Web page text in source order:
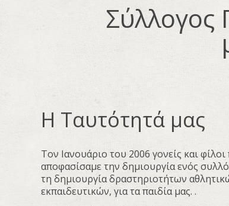
Η Ταυτότητά μας
Τον Ιανουάριο του 2006 γονείς και
αποφασίσαμε την δημιουργία ενός
τη δημιουργία δραστηριοτήτων
εκπαιδευτικών, για τα παιδία μας. .